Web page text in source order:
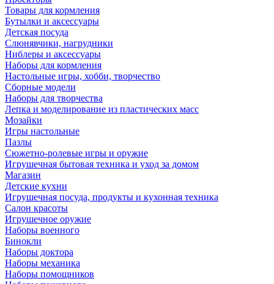
Товары для кормления
Бутылки и аксессуары
Детская посуда
Слюнявчики, нагрудники
Ниблеры и аксессуары
Наборы для кормления
Настольные игры, хобби, творчество
Сборные модели
Наборы для творчества
Лепка и моделирование из пластических масс
Мозайки
Игры настольные
Пазлы
Сюжетно-ролевые игры и оружие
Игрушечная бытовая техника и уход за домом
Магазин
Детские кухни
Игрушечная посуда, продукты и кухонная техника
Салон красоты
Игрушечное оружие
Наборы военного
Бинокли
Наборы доктора
Наборы механика
Наборы помощников